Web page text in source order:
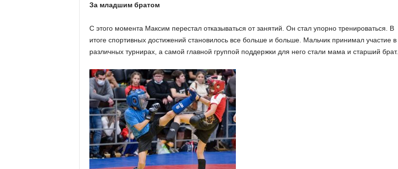
За младшим братом
С этого момента Максим перестал отказываться от занятий. Он стал упорно тренироваться. В
итоге спортивных достижений становилось все больше и больше. Мальчик принимал участие в
различных турнирах, а самой главной группой поддержки для него стали мама и старший брат.